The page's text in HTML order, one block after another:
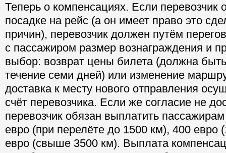
Теперь о компенсациях. Если перевозчик
посадке на рейс (а он имеет право это
причин), перевозчик должен путём
с пассажиром размер вознаграждения и
выбор: возврат цены билета (должна
течение семи дней) или изменение
доставка к месту нового отправления
счёт перевозчика. Если же согласие не
перевозчик обязан выплатить
евро (при перелёте до 1500 км), 400 евро
евро (свыше 3500 км). Выплата